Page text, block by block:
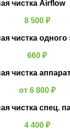
чистка Airflow
8 500 ₽
чистка одного
660 ₽
чистка
от 6 800 ₽
чистка спец.
4 400 ₽